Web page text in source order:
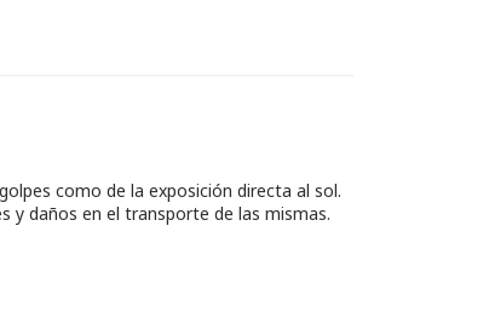
como de la exposición directa al sol.
y daños en el transporte de las mismas.